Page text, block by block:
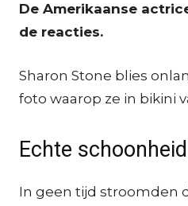
De Amerikaanse
de reacties.
Sharon Stone blies
foto waarop ze in bikini
Echte schoonheid
In geen tijd stroomden